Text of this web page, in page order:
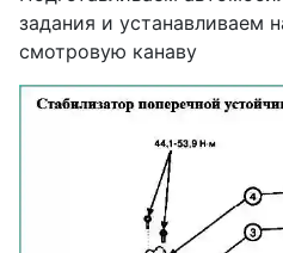
задания и устанавливаем
смотровую канаву